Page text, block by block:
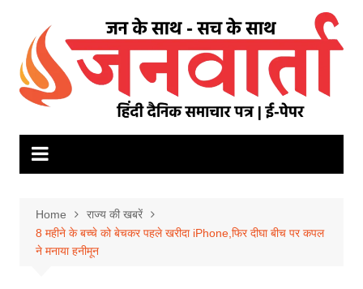
content
Home
राज्य की खबरें
8 महीने के बच्चे को बेचकर पहले खरीदा iPhone,फिर दीघा बीच पर कपल
ने मनाया हनीमून